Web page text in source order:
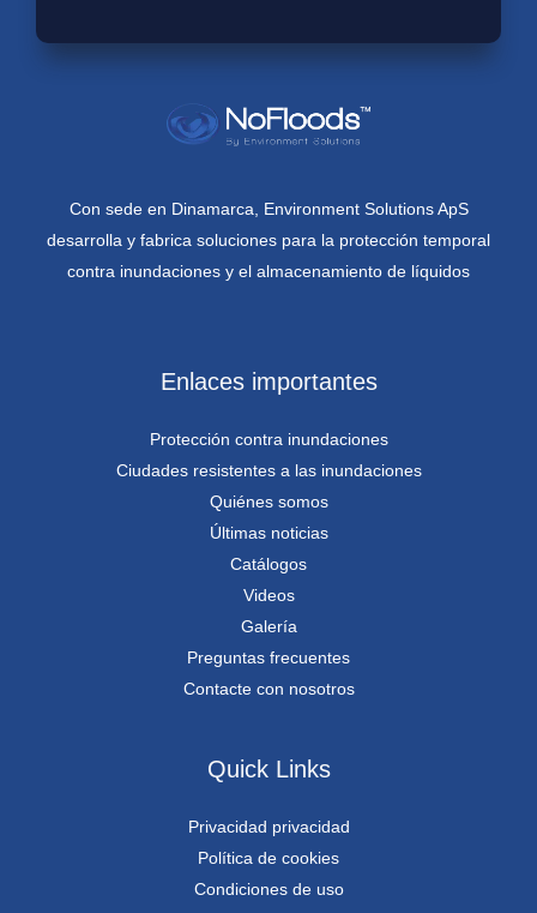
Con sede en Dinamarca, Environment Solutions ApS
desarrolla y fabrica soluciones para la protección temporal
contra inundaciones y el almacenamiento de líquidos
Enlaces importantes
Protección contra inundaciones
Ciudades resistentes a las inundaciones
Quiénes somos
Últimas noticias
Catálogos
Videos
Galería
Preguntas frecuentes
Contacte con nosotros
Quick Links
Privacidad privacidad
Política de cookies
Condiciones de uso